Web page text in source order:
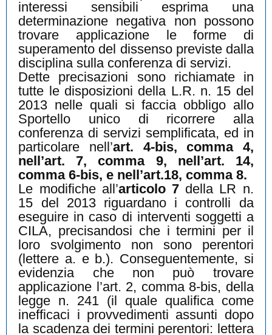
interessi sensibili esprima una
determinazione negativa non possono
trovare applicazione le forme di
superamento del dissenso previste dalla
disciplina sulla conferenza di servizi.
Dette precisazioni sono richiamate in
tutte le disposizioni della L.R. n. 15 del
2013 nelle quali si faccia obbligo allo
Sportello unico di ricorrere alla
conferenza di servizi semplificata, ed in
particolare nell’art. 4-bis, comma 4,
nell’art. 7, comma 9, nell’art. 14,
comma 6-bis, e nell’art.18, comma 8.
Le modifiche all’articolo 7 della LR n.
15 del 2013 riguardano i controlli da
eseguire in caso di interventi soggetti a
CILA, precisandosi che i termini per il
loro svolgimento non sono perentori
(lettere a. e b.). Conseguentemente, si
evidenzia che non può trovare
applicazione l’art. 2, comma 8-bis, della
legge n. 241 (il quale qualifica come
inefficaci i provvedimenti assunti dopo
la scadenza dei termini perentori: lettera